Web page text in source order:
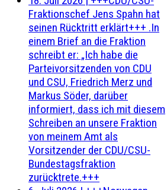
Fraktionschef Jens Spahn hat
seinen Rücktritt erklärt+++ .In
einem Brief an die Fraktion
schreibt er: „Ich habe die
Parteivorsitzenden von CDU
und CSU, Friedrich Merz und
Markus Söder, darüber
informiert, dass ich mit diesem
Schreiben an unsere Fraktion
von meinem Amt als
Vorsitzender der CDU/CSU-
Bundestagsfraktion
zurücktrete.+++